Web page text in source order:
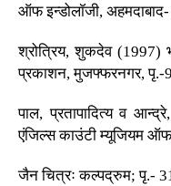
ऑफ इन्डोलॉजी,
श्रोत्रिय, शुकदेव (1997)
प्रकाशन, मुजफ्फरनगर, पृ.-
पाल, प्रतापादित्य व
एंजिल्स काउंटी म्यूजियम
जैन चित्रः कल्पद्रुम; पृ.-